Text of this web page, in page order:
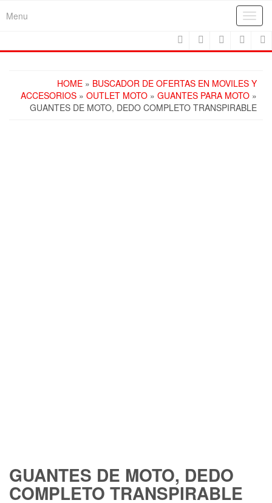
Menu
HOME » BUSCADOR DE OFERTAS EN MOVILES Y
ACCESORIOS » OUTLET MOTO » GUANTES PARA MOTO »
GUANTES DE MOTO, DEDO COMPLETO TRANSPIRABLE
GUANTES DE MOTO, DEDO
COMPLETO TRANSPIRABLE